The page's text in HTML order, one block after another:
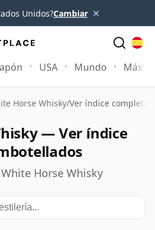
Unidos?Cambiar ×
USA Mundo Más
Horse Whisky/Ver índice completo
— Ver índice
Horse Whisky